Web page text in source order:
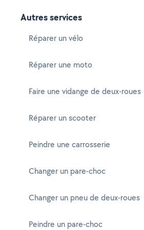
Autres services
Réparer un vélo
Réparer une moto
Faire une vidange de deux-roues
Réparer un scooter
Peindre une carrosserie
Changer un pare-choc
Changer un pneu de deux-roues
Peindre un pare-choc